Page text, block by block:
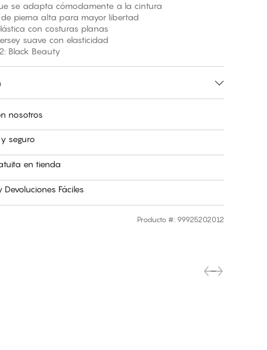
se adapta cómodamente a la cintura
de pierna alta para mayor libertad
con costuras planas
suave con elasticidad
Black Beauty
nosotros
seguro
en tienda
Devoluciones Fáciles
Producto #: 99925202012